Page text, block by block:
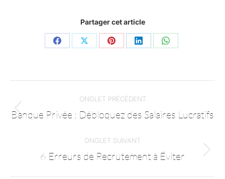
Partager cet article
ONGLET PRÉCÉDENT
Banque Privée : Débloquez des Salaires Lucratifs
ONGLET SUIVANT
6 Erreurs de Recrutement à Éviter